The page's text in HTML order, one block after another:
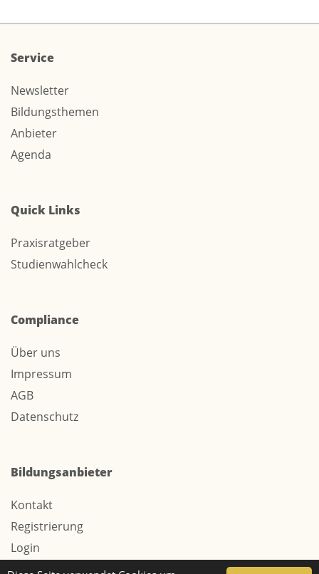
Service
Newsletter
Bildungsthemen
Anbieter
Agenda
Quick Links
Praxisratgeber
Studienwahlcheck
Compliance
Über uns
Impressum
AGB
Datenschutz
Bildungsanbieter
Kontakt
Registrierung
Login
Werbung / Tarife